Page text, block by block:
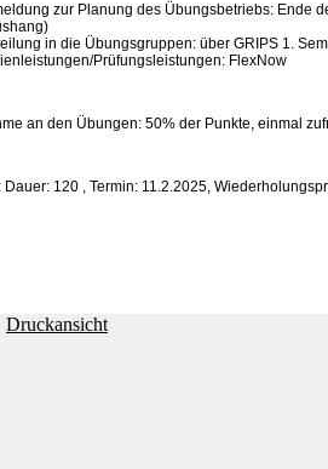
zur Planung des Übungsbetriebs: Ende
in die Übungsgruppen: über GRIPS 1.
Prüfungsleistungen: FlexNow
an den Übungen: 50% der Punkte, einmal
120 , Termin: 11.2.2025,
Druckansicht